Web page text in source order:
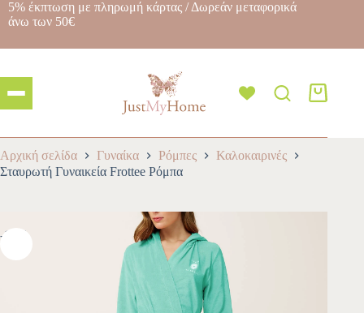
5% έκπτωση με πληρωμή κάρτας / Δωρεάν μεταφορικά
άνω των 50€
Αρχική σελίδα Γυναίκα Ρόμπες
Καλοκαιρινές
Σταυρωτή Γυναικεία Frottee Ρόμπα
-10%